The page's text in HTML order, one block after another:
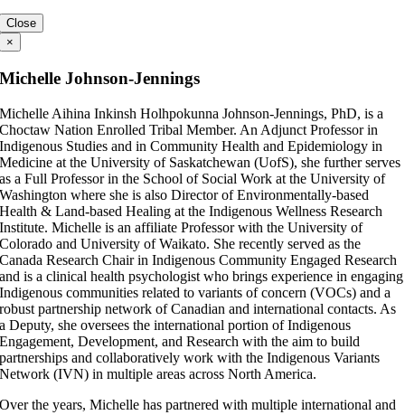
Close
×
Michelle Johnson-Jennings
Michelle Aihina Inkinsh Holhpokunna Johnson-Jennings, PhD, is a
Choctaw Nation Enrolled Tribal Member. An Adjunct Professor in
Indigenous Studies and in Community Health and Epidemiology in
Medicine at the University of Saskatchewan (UofS), she further serves
as a Full Professor in the School of Social Work at the University of
Washington where she is also Director of Environmentally-based
Health & Land-based Healing at the Indigenous Wellness Research
Institute. Michelle is an affiliate Professor with the University of
Colorado and University of Waikato. She recently served as the
Canada Research Chair in Indigenous Community Engaged Research
and is a clinical health psychologist who brings experience in engaging
Indigenous communities related to variants of concern (VOCs) and a
robust partnership network of Canadian and international contacts. As
a Deputy, she oversees the international portion of Indigenous
Engagement, Development, and Research with the aim to build
partnerships and collaboratively work with the Indigenous Variants
Network (IVN) in multiple areas across North America.
Over the years, Michelle has partnered with multiple international and